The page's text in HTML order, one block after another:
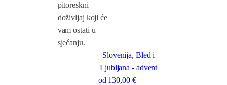
pitoreskni
doživljaj koji će
vam ostati u
sjećanju.
Slovenija, Bled i
Ljubljana - advent
od 130,00 €